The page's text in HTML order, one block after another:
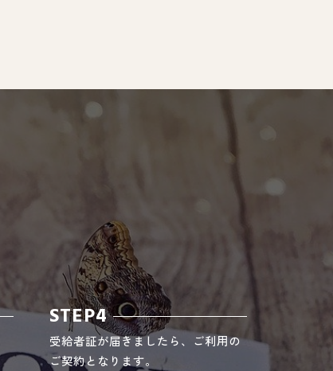
STEP4
受給者証が届きましたら、ご利用の
ご契約となります。